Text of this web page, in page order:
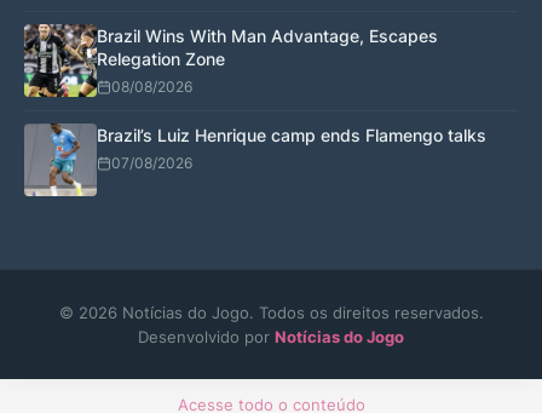
Brazil Wins With Man Advantage, Escapes
Relegation Zone
08/08/2026
Brazil’s Luiz Henrique camp ends Flamengo talks
07/08/2026
© 2026 Notícias do Jogo. Todos os direitos reservados.
Desenvolvido por Notícias do Jogo
Acesse todo o conteúdo